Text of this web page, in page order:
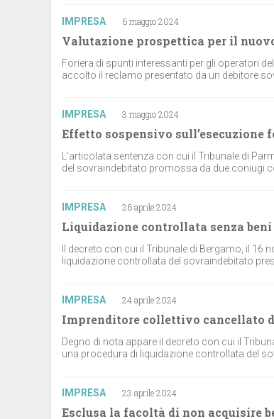
IMPRESA 6 maggio 2024
Valutazione prospettica per il
Foriera di spunti interessanti per gli operatori
accolto il reclamo presentato da un debitore
IMPRESA 3 maggio 2024
Effetto sospensivo sull’esecuzione
L’articolata sentenza con cui il Tribunale di
del sovraindebitato promossa da due coniugi
IMPRESA 26 aprile 2024
Liquidazione controllata senza
Il decreto con cui il Tribunale di Bergamo, il
liquidazione controllata del sovraindebitato
IMPRESA 24 aprile 2024
Imprenditore collettivo cancellato
Degno di nota appare il decreto con cui il
una procedura di liquidazione controllata del
IMPRESA 23 aprile 2024
Esclusa la facoltà di non acquisire